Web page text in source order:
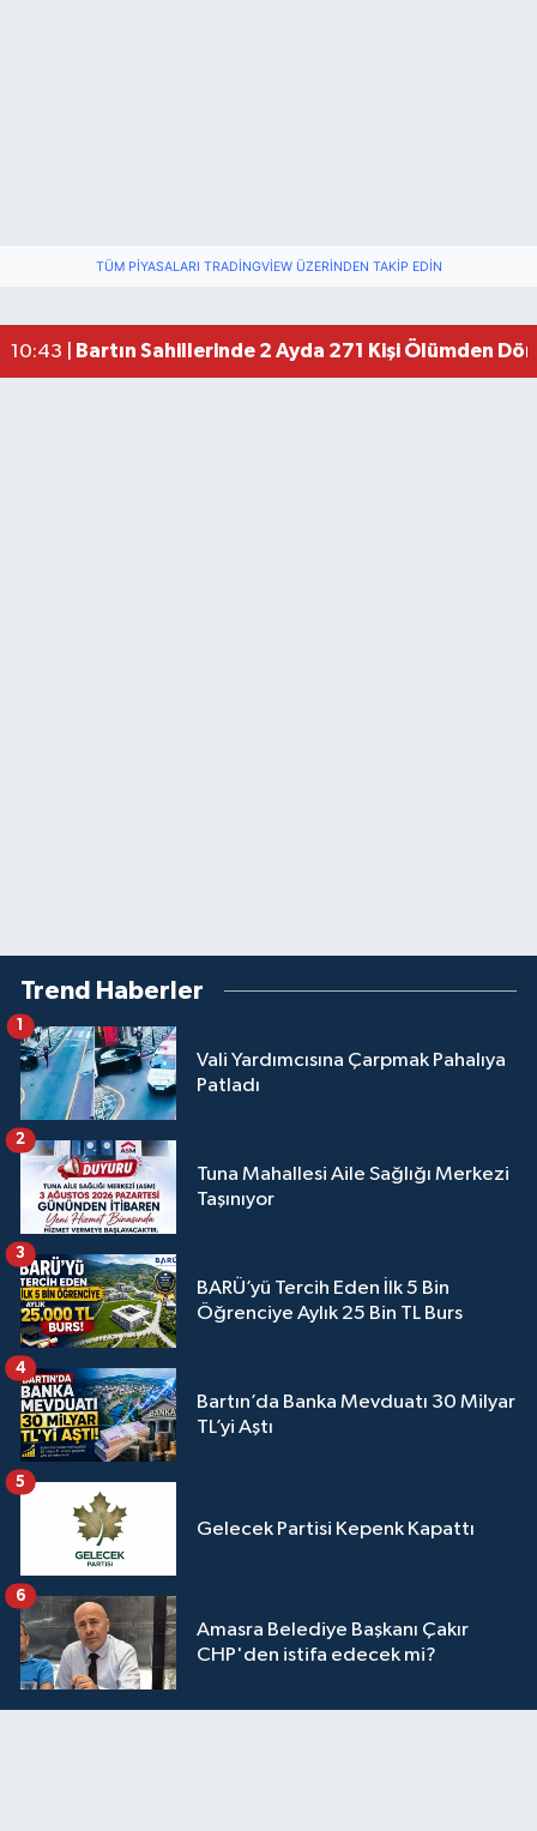
TÜM PIYASALARI TRADINGVIEW ÜZERINDEN TAKIP EDIN
10:43 | Bartın Sahillerinde 2 Ayda 271 Kişi Ölümden
Trend Haberler
Vali Yardımcısına Çarpmak Pahalıya
Patladı
Tuna Mahallesi Aile Sağlığı Merkezi
Taşınıyor
2
BARÜ’yü Tercih Eden İlk 5 Bin
Öğrenciye Aylık 25 Bin TL Burs
3
Bartın’da Banka Mevduatı 30 Milyar
TL’yi Aştı
4
Gelecek Partisi Kepenk Kapattı
5
Amasra Belediye Başkanı Çakır
CHP'den istifa edecek mi?
6